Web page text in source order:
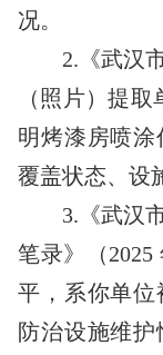
况。
2.《武汉
（照片）提
明烤漆房喷
覆盖状态、设
3.《武汉
笔录》（2025
平，系你单
防治设施维